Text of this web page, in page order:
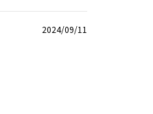
2024/09/11